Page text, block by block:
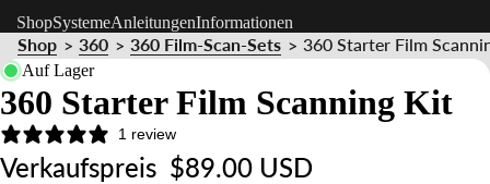
e
&
ShopSystemeAnleitungenInformationen
Shop > 360 > 360 Film-Scan-Sets > 360 Starter Film
Auf Lager
360 Starter Film Scanning Kit
1 review
Verkaufspreis $89.00 USD